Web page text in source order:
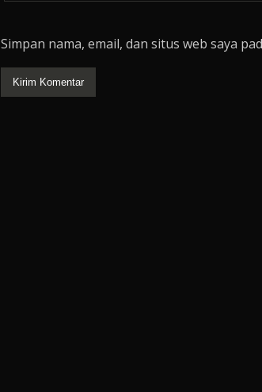
Simpan nama, email, dan situs web saya